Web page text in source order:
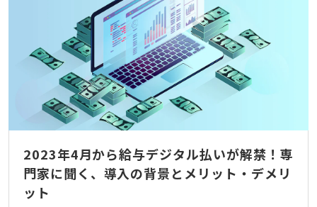
2023年4月から給与デジタル払いが解禁！専
門家に聞く、導入の背景とメリット・デメリ
ット